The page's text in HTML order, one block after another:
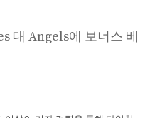
대 Angels에 보너스 베